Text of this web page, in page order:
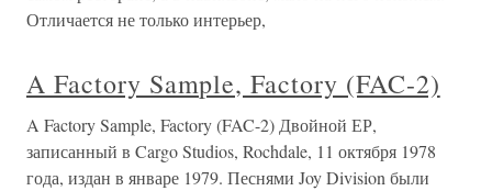
Отличается не только интерьер,
A Factory Sample, Factory (FAC-2)
A Factory Sample, Factory (FAC-2) Двойной ЕР,
записанный в Cargo Studios, Rochdale, 11 октября 1978
года, издан в январе 1979. Песнями Joy Division были